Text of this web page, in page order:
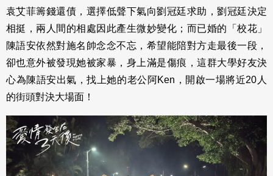
袁艾菲籌錢還債，選擇低聲下氣向劉冠廷求助，劉冠廷決定
相挺，兩人間的相處因此產生微妙變化；而已婚的「校花」
陳語安依然對施名帥念念不忘，希望能陪對方走最後一段，
卻也意外被發現她被家暴，身上滿是傷痕，這群大學好友決
心為陳語安出氣，找上她的老公阿Ken，開啟一場將近20人
的街頭對決大場面！